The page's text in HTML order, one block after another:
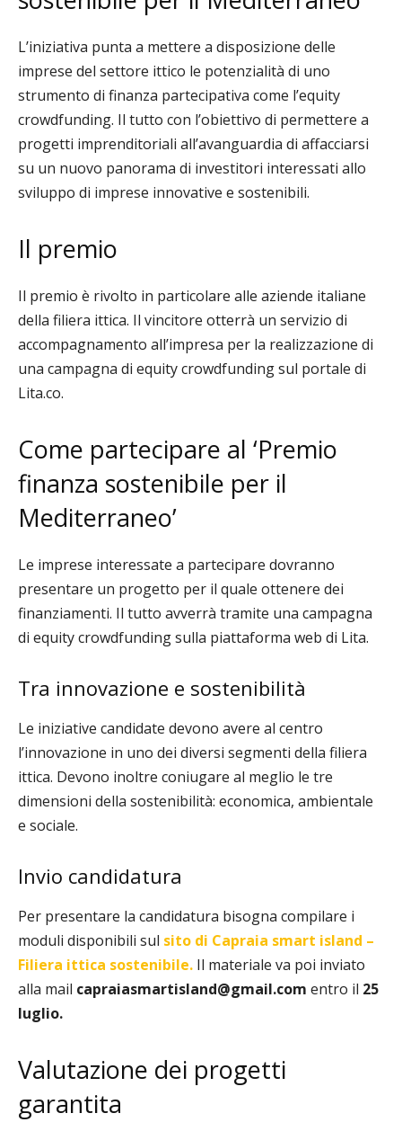
L’iniziativa punta a mettere a disposizione delle
imprese del settore ittico le potenzialità di uno
strumento di finanza partecipativa come l’equity
crowdfunding. Il tutto con l’obiettivo di permettere a
progetti imprenditoriali all’avanguardia di affacciarsi
su un nuovo panorama di investitori interessati allo
sviluppo di imprese innovative e sostenibili.
Il premio
Il premio è rivolto in particolare alle aziende italiane
della filiera ittica. Il vincitore otterrà un servizio di
accompagnamento all’impresa per la realizzazione di
una campagna di equity crowdfunding sul portale di
Lita.co.
Come partecipare al ‘Premio
finanza sostenibile per il
Mediterraneo’
Le imprese interessate a partecipare dovranno
presentare un progetto per il quale ottenere dei
finanziamenti. Il tutto avverrà tramite una campagna
di equity crowdfunding sulla piattaforma web di Lita.
Tra innovazione e sostenibilità
Le iniziative candidate devono avere al centro
l’innovazione in uno dei diversi segmenti della filiera
ittica. Devono inoltre coniugare al meglio le tre
dimensioni della sostenibilità: economica, ambientale
e sociale.
Invio candidatura
Per presentare la candidatura bisogna compilare i
moduli disponibili sul sito di Capraia smart island –
Filiera ittica sostenibile. Il materiale va poi inviato
alla mail capraiasmartisland@gmail.com entro il 25
luglio.
Valutazione dei progetti
garantita